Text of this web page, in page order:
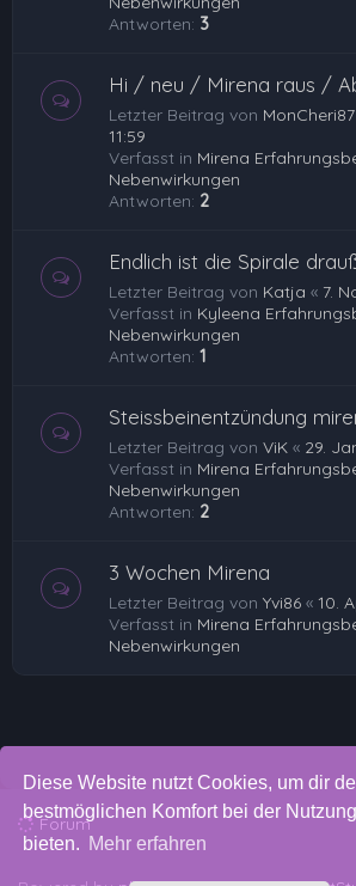
Diese Website nutzt Cookies, um dir
bestmöglichen Komfort bei der
bieten. Mehr erfahren
Antworten: 3
Hi / neu / Mirena raus /
Letzter Beitrag von MonCheri87
11:59
Verfasst in Mirena
Nebenwirkungen
Antworten: 2
Endlich ist die Spirale
Letzter Beitrag von Katja « 7.
Verfasst in Kyleena
Nebenwirkungen
Antworten: 1
Steissbeinentzündung
Letzter Beitrag von ViK « 29.
Verfasst in Mirena
Nebenwirkungen
Antworten: 2
3 Wochen Mirena
Letzter Beitrag von Yvi86 « 10.
Verfasst in Mirena
Nebenwirkungen
Forum